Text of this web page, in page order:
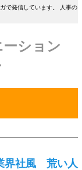
で発信しています。 人事の
ーション
界社風 荒い人